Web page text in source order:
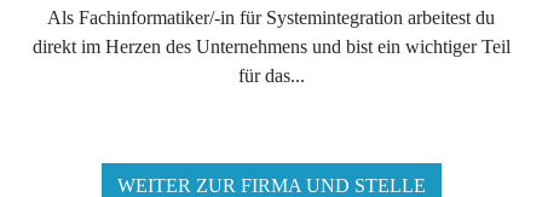
Als Fachinformatiker/-in für Systemintegration arbeitest du
direkt im Herzen des Unternehmens und bist ein wichtiger Teil
für das...
WEITER ZUR FIRMA UND STELLE